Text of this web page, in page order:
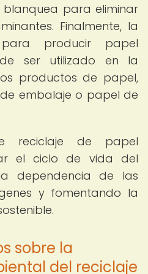
blanquea para eliminar
Finalmente, la
producir papel
ser utilizado en la
productos de papel,
embalaje o papel de
reciclaje de papel
el ciclo de vida del
dependencia de las
y fomentando la
sobre la
del reciclaje